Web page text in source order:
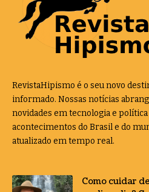
RevistaHipismo é o seu novo
informado. Nossas notícias
novidades em tecnologia e
acontecimentos do Brasil e do
atualizado em tempo real.
Como cuidar